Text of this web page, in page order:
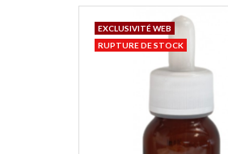
EXCLUSIVITÉ WEB
RUPTURE DE STOCK